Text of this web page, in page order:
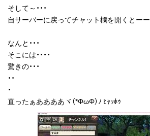
そして～・・・
自サーバーに戻ってチャット欄を開くとーー
なんと・・・
そこには・・・・
驚きの・・・
・・
・
直ったぁああああヾ（*ΦωΦ）ﾉ ﾋｬｯﾎｩ